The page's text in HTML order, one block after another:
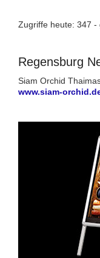
Zugriffe heute: 347 -
Regensburg
Siam Orchid
www.siam-